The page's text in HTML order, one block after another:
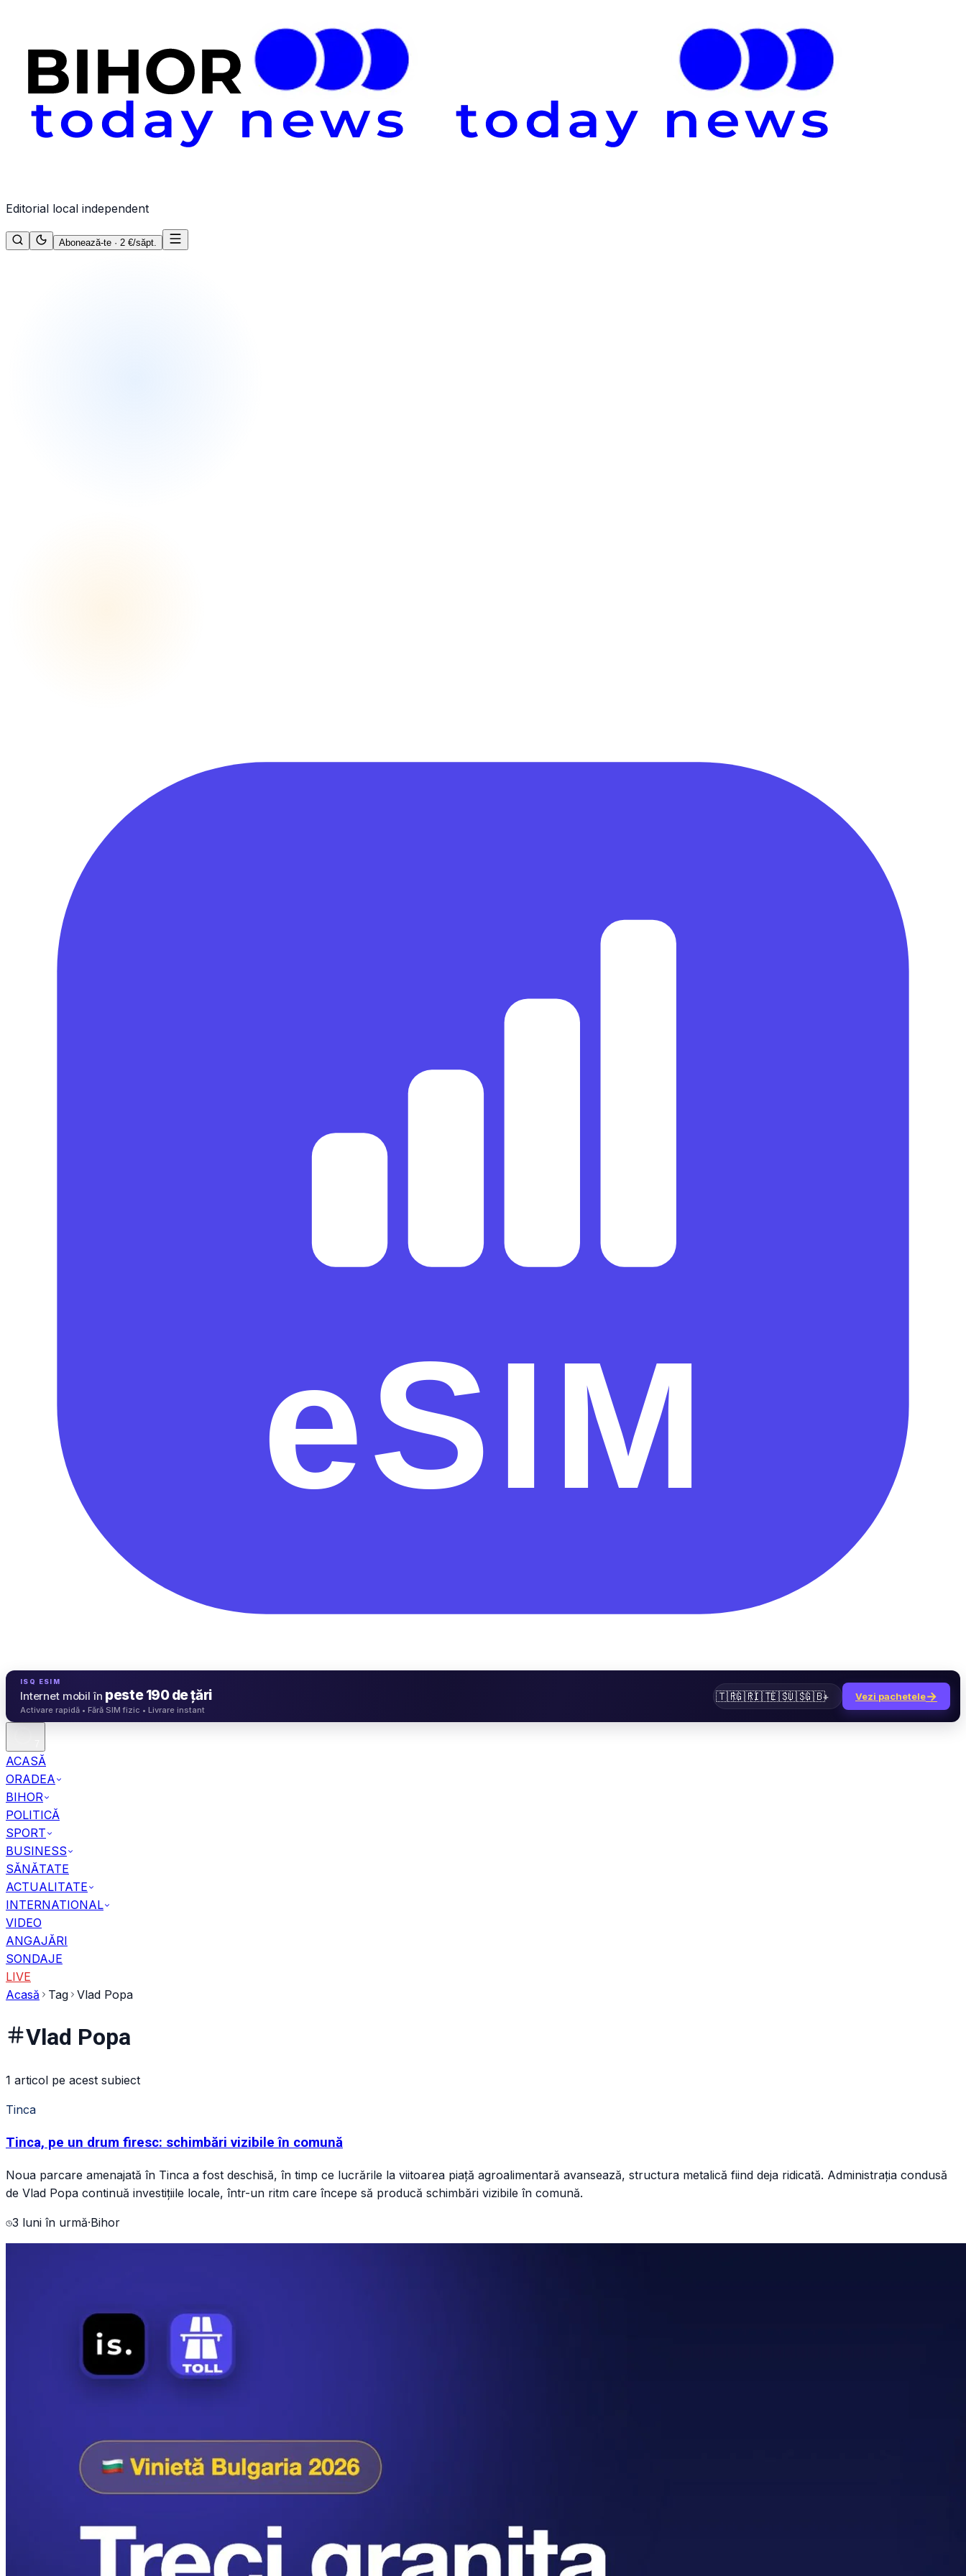
Editorial local independent
Abonează-te · 2 €/săpt.
ISQ ESIM
Internet mobil în peste 190 de țări
Activare rapidă • Fără SIM fizic • Livrare instant
🇹🇷🇬🇷🇮🇹🇪🇸🇺🇸🇬🇧+ Vezi pachetele→
ACASĂ
ORADEA
BIHOR
POLITICĂ
SPORT
BUSINESS
SĂNĂTATE
ACTUALITATE
INTERNATIONAL
VIDEO
ANGAJĂRI
SONDAJE
LIVE
Acasă
Tag Vlad Popa
Vlad Popa
1 articol pe acest subiect
Tinca
Tinca, pe un drum firesc: schimbări vizibile în comună
Noua parcare amenajată în Tinca a fost deschisă, în timp ce lucrările la viitoarea piață agroalimentară avansează, structura metalică fiind deja ridicată. Administrația condusă
de Vlad Popa continuă investițiile locale, într-un ritm care începe să producă schimbări vizibile în comună.
3 luni în urmă·Bihor